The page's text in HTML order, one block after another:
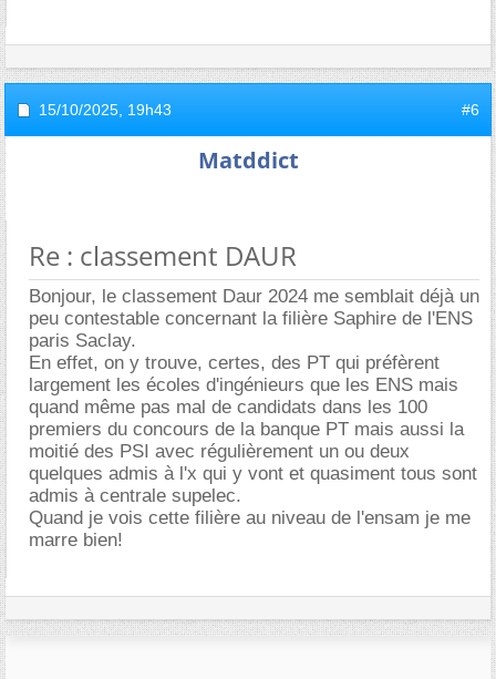
15/10/2025, 19h43 #6
Matddict
Re : classement DAUR
Bonjour, le classement Daur 2024 me semblait déjà un
peu contestable concernant la filière Saphire de l'ENS
paris Saclay.
En effet, on y trouve, certes, des PT qui préfèrent
largement les écoles d'ingénieurs que les ENS mais
quand même pas mal de candidats dans les 100
premiers du concours de la banque PT mais aussi la
moitié des PSI avec régulièrement un ou deux
quelques admis à l'x qui y vont et quasiment tous sont
admis à centrale supelec.
Quand je vois cette filière au niveau de l'ensam je me
marre bien!